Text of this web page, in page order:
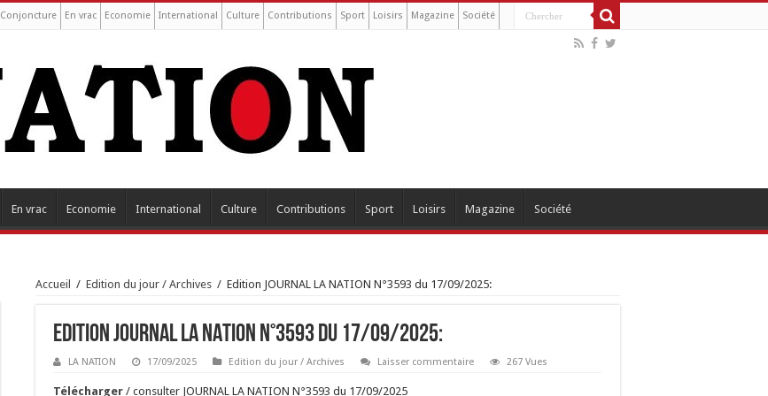
Conjoncture En vrac Economie International Culture Contributions Sport Loisirs Magazine Société
En vrac Economie International Culture Contributions Sport Loisirs Magazine Société
Accueil / Edition du jour / Archives / Edition JOURNAL LA NATION N°3593 du 17/09/2025:
Edition JOURNAL LA NATION N°3593 du 17/09/2025:
LA NATION 17/09/2025 Edition du jour / Archives Laisser commentaire 267 Vues
Tél écharger / consulter JOURNAL LA NATION N°3593 du 17/09/2025